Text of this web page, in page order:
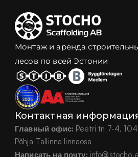
Монтаж и аренда
лесов по всей Эстонии
Контактная
Главный офис: Peetri tn 7-4,
Põhja-Tallinna linnaosa
Написать на почту: